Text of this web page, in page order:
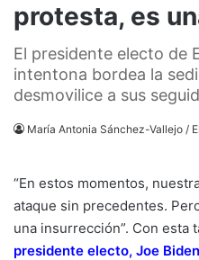
protesta, es
El presidente electo de
intentona bordea la
desmovilice a sus
María Antonia Sánchez-Vallejo /
“En estos momentos,
ataque sin precedentes.
una insurrección”. Con esta
presidente electo, Joe Biden